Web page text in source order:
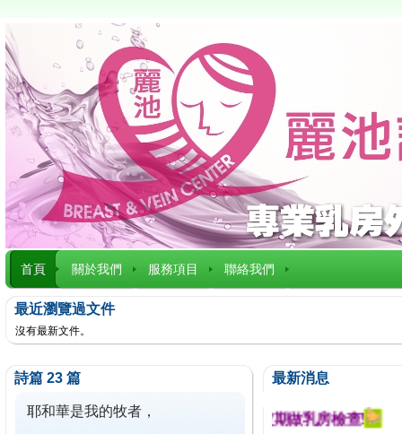
首頁 關於我們 服務項目 聯絡我們
最近瀏覽過文件
沒有最新文件。
詩篇 23 篇
耶和華是我的牧者，
最新消息
今已篩檢出1700位乳癌患者,提醒您定期做乳房檢查!